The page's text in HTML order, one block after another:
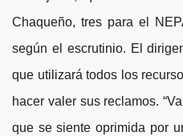
Chaqueño, tres para el
según el escrutinio. El
que utilizará todos los
hacer valer sus reclamos.
que se siente oprimida por